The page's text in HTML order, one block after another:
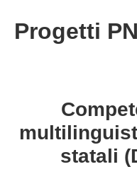
Progetti
statali